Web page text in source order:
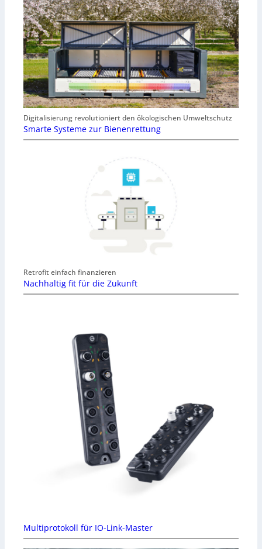
Digitalisierung revolutioniert den ökologischen Umweltschutz
Smarte Systeme zur Bienenrettung
Retrofit einfach finanzieren
Nachhaltig fit für die Zukunft
Multiprotokoll für IO-Link-Master